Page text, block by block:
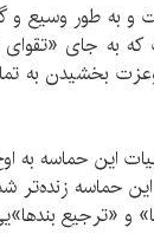
به طور وسیع و
به جای «تقوای
بخشیدن به
این حماسه به
حماسه زنده‌تر
و «ترجیع